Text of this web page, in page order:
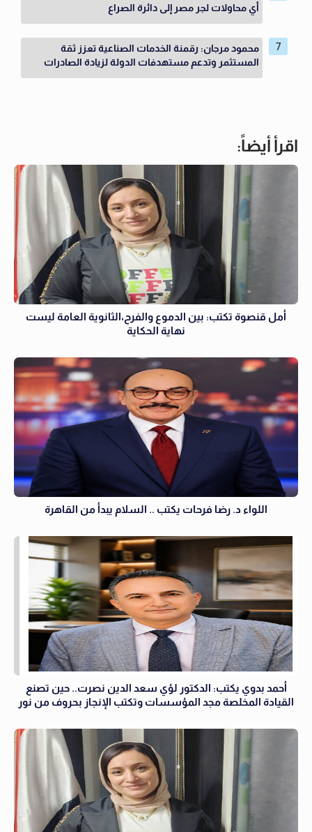
أي محاولات لجر مصر إلى دائرة الصراع
محمود مرجان: رقمنة الخدمات الصناعية تعزز ثقة
المستثمر وتدعم مستهدفات الدولة لزيادة الصادرات
اقرأ أيضاً:
أمل قنصوة تكتب: بين الدموع والفرح،الثانوية العامة ليست
نهاية الحكاية
اللواء د. رضا فرحات يكتب .. السلام يبدأ من القاهرة
أحمد بدوي يكتب: الدكتور لؤي سعد الدين نصرت.. حين تصنع
القيادة المخلصة مجد المؤسسات وتكتب الإنجاز بحروف من نور